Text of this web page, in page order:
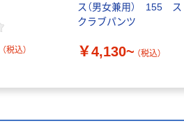
（税込）
ス（男女兼用） 155 ス
クラブパンツ
￥4,130~ （税込）